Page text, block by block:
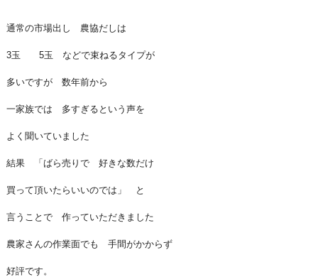
通常の市場出し 農協だしは
3玉 5玉 などで束ねるタイプが
多いですが 数年前から
一家族では 多すぎるという声を
よく聞いていました
結果 「ばら売りで 好きな数だけ
買って頂いたらいいのでは」 と
言うことで 作っていただきました
農家さんの作業面でも 手間がかからず
好評です。